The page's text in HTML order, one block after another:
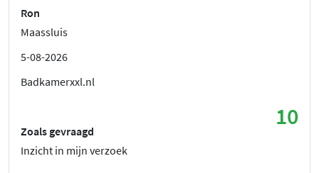
Ron
Maassluis
5-08-2026
Badkamerxxl.nl
10
Zoals gevraagd
Inzicht in mijn verzoek